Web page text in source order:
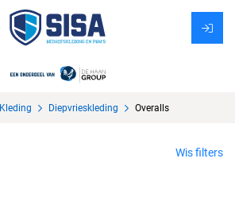
Kleding Diepvrieskleding Overalls
Wis filters